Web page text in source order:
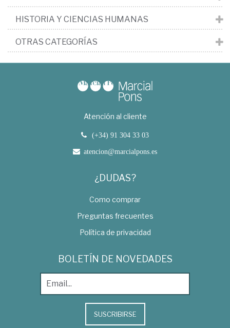
HISTORIA Y CIENCIAS HUMANAS
OTRAS CATEGORÍAS
Atención al cliente
(+34) 91 304 33 03
atencion@marcialpons.es
¿DUDAS?
Como comprar
Preguntas frecuentes
Política de privacidad
BOLETÍN DE NOVEDADES
SUSCRIBIRSE